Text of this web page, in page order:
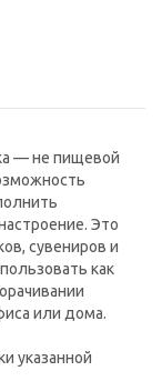
— не пищевой
Это
сувениров и
как
или дома.
указанной